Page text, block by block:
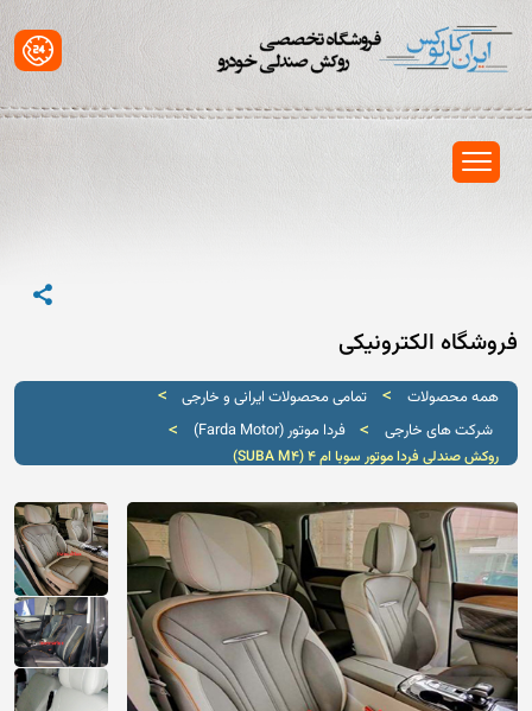
فروشگاه الکترونیکی
همه محصولات > تمامی محصولات ایرانی و خارجی >
شرکت های خارجی > فردا موتور (Farda Motor) >
روکش صندلی فردا موتور سوبا ام 4 (SUBA M4)